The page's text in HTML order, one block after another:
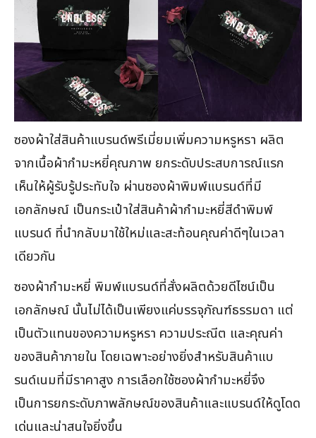
ซองผ้าใส่สินค้าแบรนด์พรีเมี่ยมเพิ่มความหรูหรา ผลิต
จากเนื้อผ้ากำมะหยี่คุณภาพ ยกระดับประสบการณ์แรก
เห็นให้ผู้รับรู้ประทับใจ ผ่านซองผ้าพิมพ์แบรนด์ที่มี
เอกลักษณ์ เป็นกระเป๋าใส่สินค้าผ้ากำมะหยี่สีดำพิมพ์
แบรนด์ ที่นำกลับมาใช้ใหม่และสะท้อนคุณค่าดีๆในเวลา
เดียวกัน
ซองผ้ากำมะหยี่ พิมพ์แบรนด์ที่สั่งผลิตด้วยดีไซน์เป็น
เอกลักษณ์ นั้นไม่ได้เป็นเพียงแค่บรรจุภัณฑ์ธรรมดา แต่
เป็นตัวแทนของความหรูหรา ความประณีต และคุณค่า
ของสินค้าภายใน โดยเฉพาะอย่างยิ่งสำหรับสินค้าแบ
รนด์เนมที่มีราคาสูง การเลือกใช้ซองผ้ากำมะหยี่จึง
เป็นการยกระดับภาพลักษณ์ของสินค้าและแบรนด์ให้ดูโดด
เด่นและน่าสนใจยิ่งขึ้น